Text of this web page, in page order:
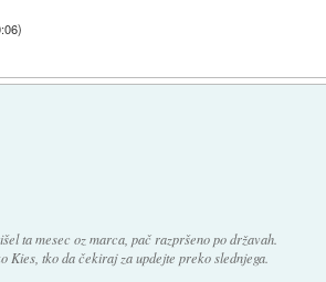
)
ta mesec oz marca, pač razpršeno po državah.
Kies, tko da čekiraj za updejte preko slednjega.